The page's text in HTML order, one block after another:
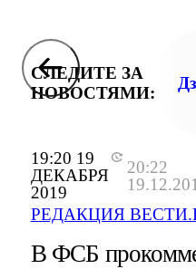
19:20 19
ДЕКАБРЯ
2019
20:22
РЕДАКЦИЯ
СЛЕДИТЕ ЗА
НОВОСТЯМИ:
В ФСБ